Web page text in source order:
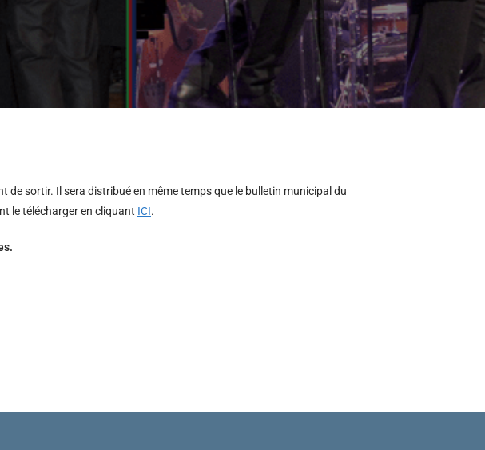
de sortir. Il sera distribué en même temps que le bulletin municipal du
le télécharger en cliquant ICI.